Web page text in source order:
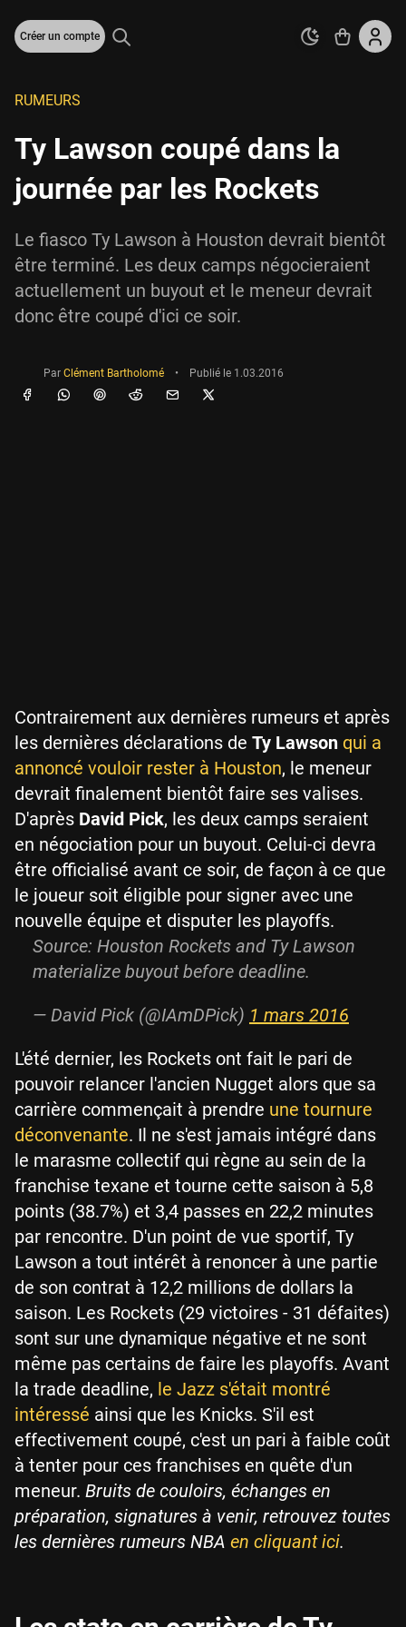
Créer un compte
RUMEURS
Ty Lawson coupé dans la
journée par les Rockets
Le fiasco Ty Lawson à Houston devrait bientôt
être terminé. Les deux camps négocieraient
actuellement un buyout et le meneur devrait
donc être coupé d'ici ce soir.
Par Clément Bartholomé • Publié le 1.03.2016
Contrairement aux dernières rumeurs et après
les dernières déclarations de Ty Lawson qui a
annoncé vouloir rester à Houston, le meneur
devrait finalement bientôt faire ses valises.
D'après David Pick, les deux camps seraient
en négociation pour un buyout. Celui-ci devra
être officialisé avant ce soir, de façon à ce que
le joueur soit éligible pour signer avec une
nouvelle équipe et disputer les playoffs.
Source: Houston Rockets and Ty Lawson
materialize buyout before deadline.
— David Pick (@IAmDPick) 1 mars 2016
L'été dernier, les Rockets ont fait le pari de
pouvoir relancer l'ancien Nugget alors que sa
carrière commençait à prendre une tournure
déconvenante. Il ne s'est jamais intégré dans
le marasme collectif qui règne au sein de la
franchise texane et tourne cette saison à 5,8
points (38.7%) et 3,4 passes en 22,2 minutes
par rencontre. D'un point de vue sportif, Ty
Lawson a tout intérêt à renoncer à une partie
de son contrat à 12,2 millions de dollars la
saison. Les Rockets (29 victoires - 31 défaites)
sont sur une dynamique négative et ne sont
même pas certains de faire les playoffs. Avant
la trade deadline, le Jazz s'était montré
intéressé ainsi que les Knicks. S'il est
effectivement coupé, c'est un pari à faible coût
à tenter pour ces franchises en quête d'un
meneur. Bruits de couloirs, échanges en
préparation, signatures à venir, retrouvez toutes
les dernières rumeurs NBA en cliquant ici.